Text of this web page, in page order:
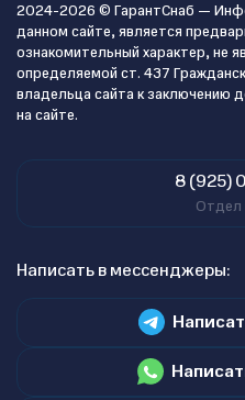
2024-2026 © ГарантСнаб —
данном сайте, является
ознакомительный характер, не
определяемой ст. 437
владельца сайта к заключению
на сайте.
8 (925)
Отдел
Написать в мессенджеры: